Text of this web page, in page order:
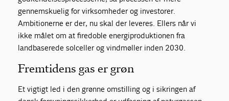
gennemskuelig for virksomheder og investorer.
Ambitionerne er der, nu skal der leveres. Ellers når vi
ikke målet om at firedoble energiproduktionen fra
landbaserede solceller og vindmøller inden 2030.
Fremtidens gas er grøn
Et vigtigt led i den grønne omstilling og i sikringen af